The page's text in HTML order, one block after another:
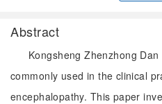
Abstract
Kongsheng Zhenzhong
commonly used in the clinical
encephalopathy. This paper